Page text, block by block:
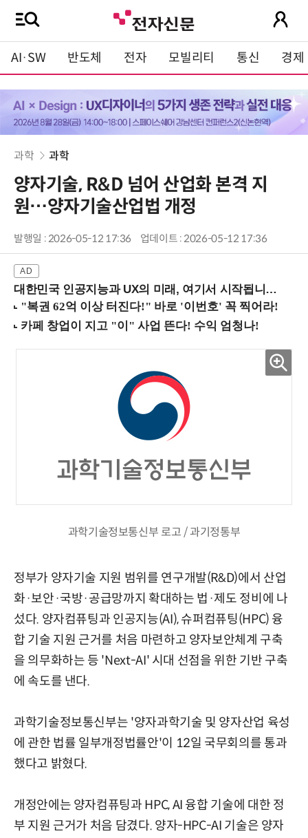
AI·SW 반도체 전자 모빌리티 통신 경제
과학 과학
양자기술, R&D 넘어 산업화 본격 지
원…양자기술산업법 개정
발행일 : 2026-05-12 17:36 업데이트 : 2026-05-12 17:36
대한민국 인공지능과 UX의 미래, 여기서 시작됩니다! (9/2 강남역)
과학기술정보통신부 로고 / 과기정통부
정부가 양자기술 지원 범위를 연구개발(R&D)에서 산업
화·보안·국방·공급망까지 확대하는 법·제도 정비에 나
섰다. 양자컴퓨팅과 인공지능(AI), 슈퍼컴퓨팅(HPC) 융
합 기술 지원 근거를 처음 마련하고 양자보안체계 구축
을 의무화하는 등 'Next-AI' 시대 선점을 위한 기반 구축
에 속도를 낸다.
과학기술정보통신부는 '양자과학기술 및 양자산업 육성
에 관한 법률 일부개정법률안'이 12일 국무회의를 통과
했다고 밝혔다.
개정안에는 양자컴퓨팅과 HPC, AI 융합 기술에 대한 정
부 지원 근거가 처음 담겼다. 양자-HPC-AI 기술은 양자